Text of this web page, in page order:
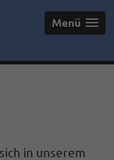
Menü
in unserem